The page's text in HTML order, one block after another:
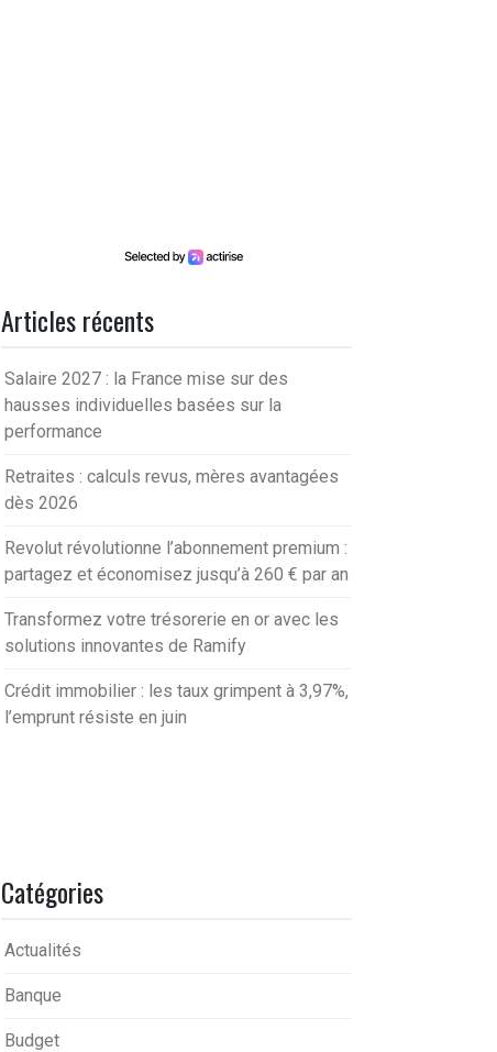
Articles récents
Salaire 2027 : la France mise sur des
hausses individuelles basées sur la
performance
Retraites : calculs revus, mères avantagées
dès 2026
Revolut révolutionne l’abonnement premium :
partagez et économisez jusqu’à 260 € par an
Transformez votre trésorerie en or avec les
solutions innovantes de Ramify
Crédit immobilier : les taux grimpent à 3,97%,
l’emprunt résiste en juin
Catégories
Actualités
Banque
Budget